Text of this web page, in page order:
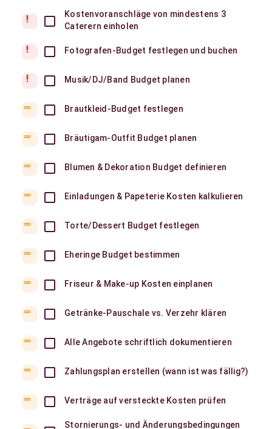
priority_high
Kostenvoranschläge von mindestens 3
Caterern einholen
priority_high Fotografen-Budget festlegen und buchen
priority_high Musik/DJ/Band Budget planen
drag_handle Brautkleid-Budget festlegen
drag_handle Bräutigam-Outfit Budget planen
drag_handle Blumen & Dekoration Budget definieren
drag_handle Einladungen & Papeterie Kosten kalkulieren
drag_handle Torte/Dessert Budget festlegen
drag_handle Eheringe Budget bestimmen
drag_handle Friseur & Make-up Kosten einplanen
drag_handle Getränke-Pauschale vs. Verzehr klären
drag_handle Alle Angebote schriftlich dokumentieren
drag_handle Zahlungsplan erstellen (wann ist was fällig?)
drag_handle Verträge auf versteckte Kosten prüfen
Stornierungs- und Änderungsbedingungen